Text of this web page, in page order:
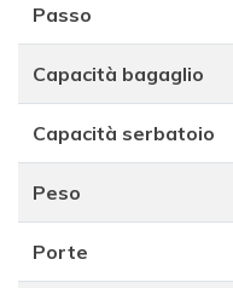
Passo
Capacità bagaglio
Capacità serbatoio
Peso
Porte